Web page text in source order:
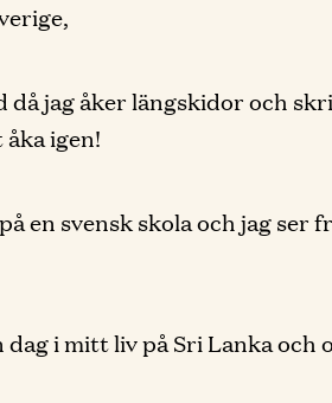
då jag åker längskidor och
igen!
en svensk skola och jag ser
i mitt liv på Sri Lanka och